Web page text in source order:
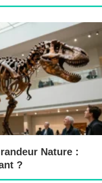
Nature :
?